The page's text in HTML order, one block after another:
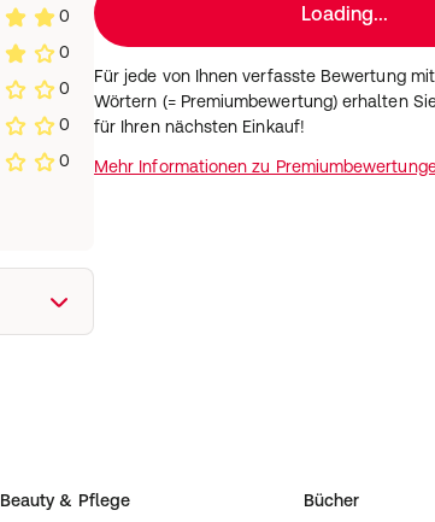
0
0
0
0
0
Loading...
Für jede von Ihnen verfasste Bewertung
Wörtern (= Premiumbewertung) erhalten
für Ihren nächsten Einkauf!
Mehr Informationen zu
Beauty & Pflege Bücher